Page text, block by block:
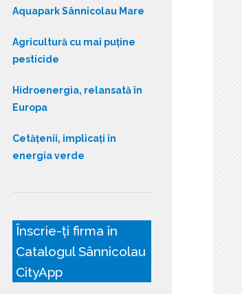
Aquapark Sânnicolau Mare
Agricultură cu mai puține
pesticide
Hidroenergia, relansată în
Europa
Cetățenii, implicați în
energia verde
Înscrie-ți firma în
Catalogul Sânnicolau
CityApp